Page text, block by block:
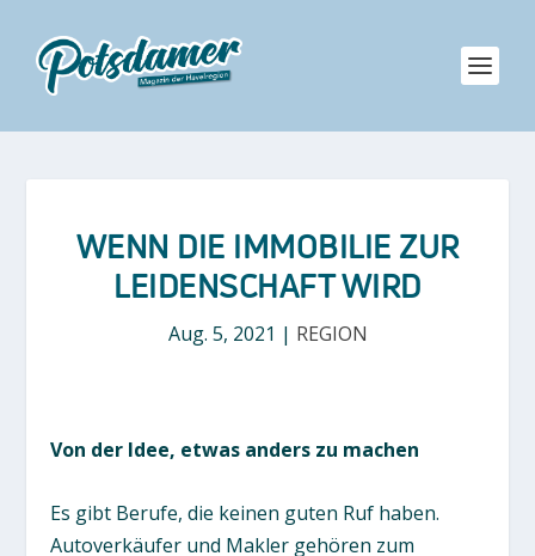
WENN DIE IMMOBILIE ZUR
LEIDENSCHAFT WIRD
Aug. 5, 2021 | REGION
Von der Idee, etwas anders zu machen
Es gibt Berufe, die keinen guten Ruf haben.
Autoverkäufer und Makler gehören zum